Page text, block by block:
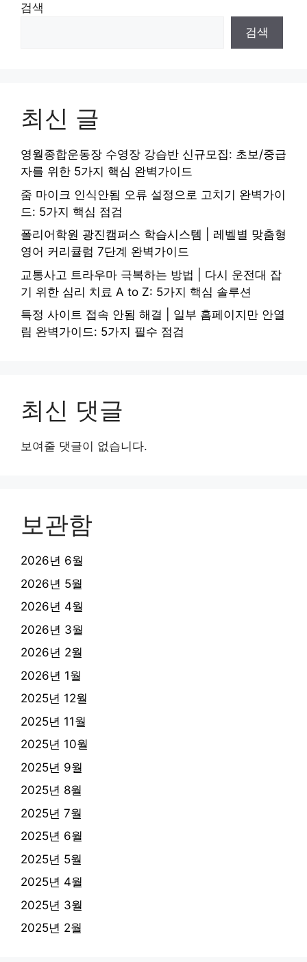
검색
검색
최신 글
영월종합운동장 수영장 강습반 신규모집: 초보/중급
자를 위한 5가지 핵심 완벽가이드
줌 마이크 인식안됨 오류 설정으로 고치기 완벽가이
드: 5가지 핵심 점검
폴리어학원 광진캠퍼스 학습시스템 | 레벨별 맞춤형
영어 커리큘럼 7단계 완벽가이드
교통사고 트라우마 극복하는 방법 | 다시 운전대 잡
기 위한 심리 치료 A to Z: 5가지 핵심 솔루션
특정 사이트 접속 안됨 해결 | 일부 홈페이지만 안열
림 완벽가이드: 5가지 필수 점검
최신 댓글
보여줄 댓글이 없습니다.
보관함
2026년 6월
2026년 5월
2026년 4월
2026년 3월
2026년 2월
2026년 1월
2025년 12월
2025년 11월
2025년 10월
2025년 9월
2025년 8월
2025년 7월
2025년 6월
2025년 5월
2025년 4월
2025년 3월
2025년 2월